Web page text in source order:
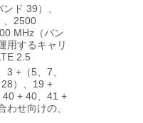
ンド 39 ）、
、 2500
MHz （バン
用するキャリ
2.5
3 + （5 7
28 ）、 19 +
40 + 40
41 +
わせ向けの、